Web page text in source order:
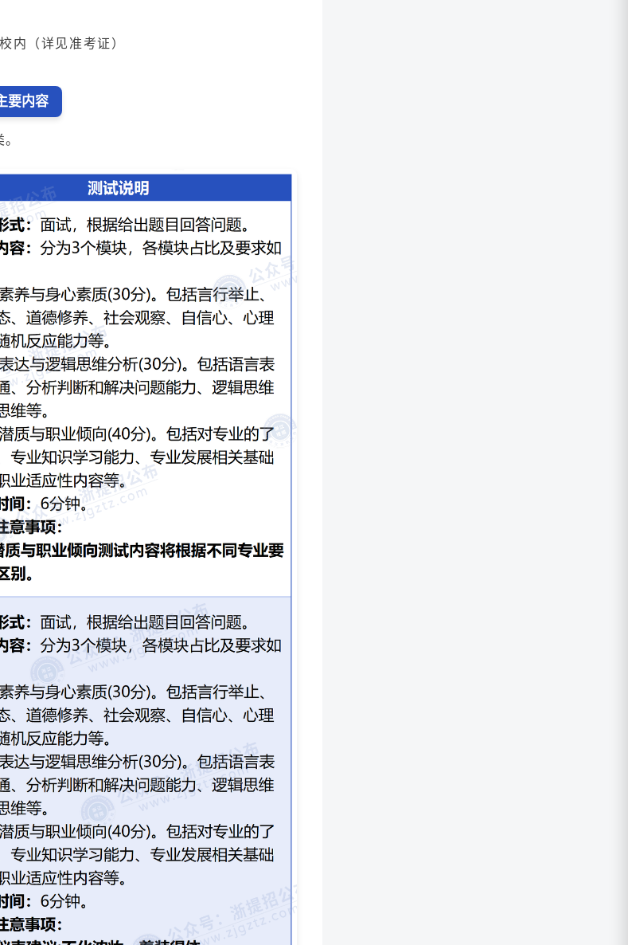
（详见准考证）
要内容